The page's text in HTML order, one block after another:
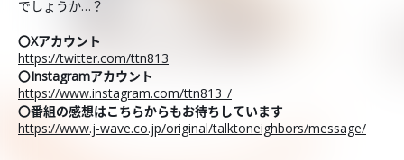
でしょうか…？
〇Xアカウント
https://twitter.com/ttn813
〇Instagramアカウント
https://www.instagram.com/ttn813_/
〇番組の感想はこちらからもお待ちしています
https://www.j-wave.co.jp/original/talktoneighbors/message/